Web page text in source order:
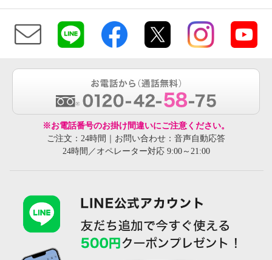
※お電話番号のお掛け間違いにご注意ください。
ご注文：24時間｜お問い合わせ：音声自動応答
24時間／オペレーター対応 9:00～21:00